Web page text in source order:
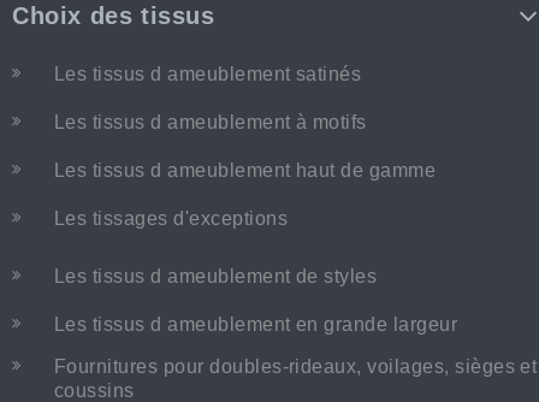
Choix des tissus
Les tissus d ameublement satinés
Les tissus d ameublement à motifs
Les tissus d ameublement haut de gamme
Les tissages d'exceptions
Les tissus d ameublement de styles
Les tissus d ameublement en grande largeur
Fournitures pour doubles-rideaux, voilages, sièges et
coussins